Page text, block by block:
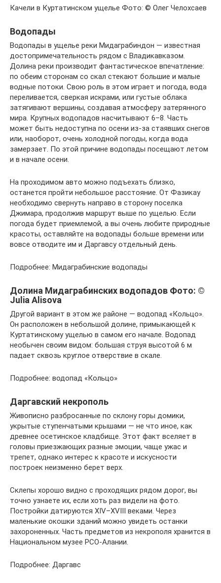
Качели в Куртатинском ущелье Фото: © Олег Челохсаев
Водопады
Водопады в ущелье реки Мидаграбиндон — известная
достопримечательность рядом с Владикавказом.
Долина реки производит фантастическое впечатление:
по обеим сторонам со скал стекают большие и малые
водные потоки. Свою роль в этом играет и погода, вода
переливается, сверкая искрами, или густые облака
затягивают вершины, создавая атмосферу затерянного
мира. Крупных водопадов насчитывают 6–8. Часть
может быть недоступна по осени из-за стаявших снегов
или, наоборот, очень холодной погоды, когда вода
замерзает. По этой причине водопады посещают летом
и в начале осени.
На проходимом авто можно подъехать близко,
останется пройти небольшое расстояние. От Фазикау
необходимо свернуть направо в сторону поселка
Джимара, продолжив маршрут выше по ущелью. Если
погода будет приемлемой, а вы очень любите природные
красоты, оставляйте на водопады больше времени или
вовсе отводите им и Даргавсу отдельный день.
Подробнее: Мидаграбинские водопады
Долина Мидаграбинских водопадов Фото: ©
Julia Alisova
Другой вариант в этом же районе — водопад «Кольцо».
Он расположен в небольшой долине, примыкающей к
Куртатинскому ущелью в самом его начале. Водопад
необычен своим видом: большая струя высотой 6 м
падает сквозь круглое отверствие в скале.
Подробнее: водопад «Кольцо»
Даргавский некрополь
Живописно разбросанные по склону горы домики,
укрытые ступенчатыми крышами — не что иное, как
древнее осетинское кладбище. Этот факт вселяет в
головы приезжающих разные эмоции, чаще ужас и
трепет, однако интерес к красоте и искусности
построек неизменно берет верх.
Склепы хорошо видно с проходящих рядом дорог, вы
точно узнаете их, если хоть раз видели на фото.
Постройки датируются XIV–XVIII веками. Через
маленькие окошки зданий можно увидеть останки
захороненных. Часть предметов из некрополя хранится в
Национальном музее РСО-Алании.
Подробнее: Даргавс